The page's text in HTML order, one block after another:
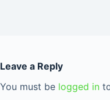
Leave a Reply
You must be logged in